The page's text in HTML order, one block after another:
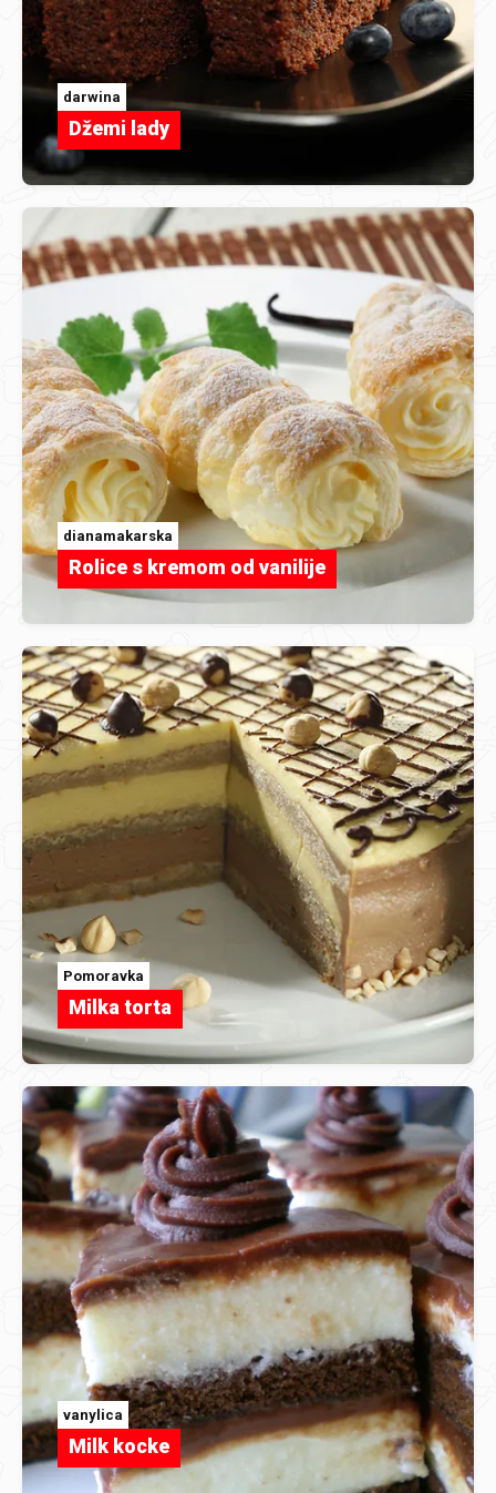
darwina
Džemi lady
dianamakarska
Rolice s kremom od vanilije
Pomoravka
Milka torta
vanylica
Milk kocke